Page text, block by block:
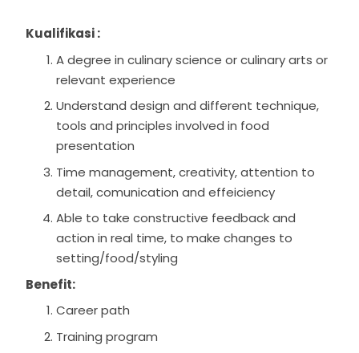
Kualifikasi :
A degree in culinary science or culinary arts or
relevant experience
Understand design and different technique,
tools and principles involved in food
presentation
Time management, creativity, attention to
detail, comunication and effeiciency
Able to take constructive feedback and
action in real time, to make changes to
setting/food/styling
Benefit:
Career path
Training program